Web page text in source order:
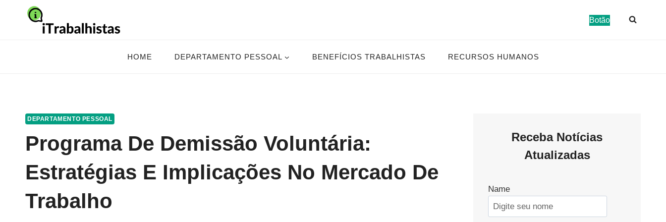
Botão
HOME DEPARTAMENTO PESSOAL BENEFÍCIOS TRABALHISTAS RECURSOS HUMANOS
DEPARTAMENTO PESSOAL
Programa De Demissão Voluntária:
Estratégias E Implicações No Mercado De
Trabalho
Receba Notícias
Atualizadas
Name